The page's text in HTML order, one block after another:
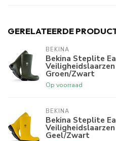
GERELATEERDE
BEKINA
Bekina Steplite
Veiligheidslaarzen
Groen/Zwart
Op voorraad
BEKINA
Bekina Steplite
Veiligheidslaarzen
Geel/Zwart